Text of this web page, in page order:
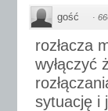
gość ·
rozłacza
wyłączyć
sytuację i